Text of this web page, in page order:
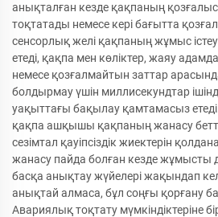
анықталған кезде қақпаның
тоқтатады немесе кері бағытта
сенсорлық желі қақпаның жұмыс
етеді, қақпа мен көліктер, жаяу
немесе қозғалмайтын заттар
болдырмау үшін миллисекундтар
уақыттағы бақылау қамтамасыз
қақпа ашқышы қақпаның жанасу
сезімтал қауіпсіздік жиектерін
жанасу пайда болған кезде жұмысты
басқа анықтау жүйелері жақындап
анықтай алмаса, бұл соңғы қорғану
Авариялық тоқтату мүмкіндіктеріне